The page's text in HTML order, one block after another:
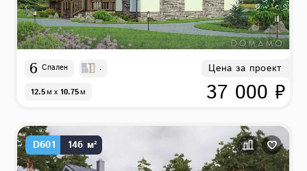
6 Спален ,
12.5м x 10.75м
Цена за проект
37 000 ₽
D601 146 м²